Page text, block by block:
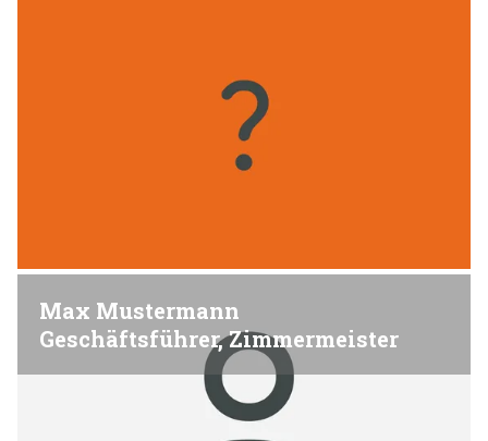
Max Mustermann
Geschäftsführer, Zimmermeister